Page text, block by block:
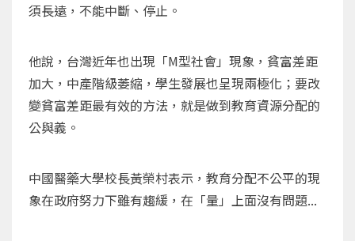
須長遠，不能中斷、停止。
他說，台灣近年也出現「M型社會」現象，貧富差距
加大，中產階級萎縮，學生發展也呈現兩極化；要改
變貧富差距最有效的方法，就是做到教育資源分配的
公與義。
中國醫藥大學校長黃榮村表示，教育分配不公平的現
象在政府努力下雖有趨緩，在「量」上面沒有問題...